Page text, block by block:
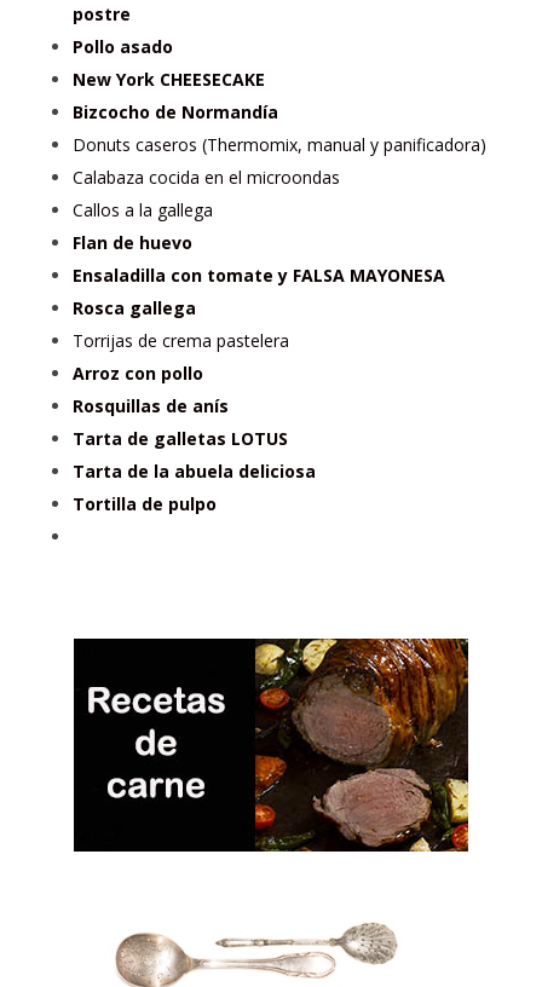
postre
Pollo asado
New York CHEESECAKE
Bizcocho de Normandía
Donuts caseros (Thermomix, manual y panificadora)
Calabaza cocida en el microondas
Callos a la gallega
Flan de huevo
Ensaladilla con tomate y FALSA MAYONESA
Rosca gallega
Torrijas de crema pastelera
Arroz con pollo
Rosquillas de anís
Tarta de galletas LOTUS
Tarta de la abuela deliciosa
Tortilla de pulpo